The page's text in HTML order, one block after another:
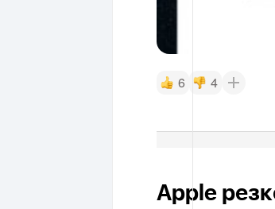
6 4
Apple